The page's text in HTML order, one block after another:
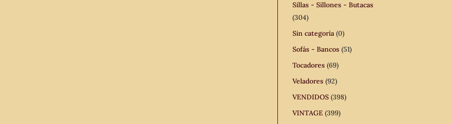
Sillas - Sillones - Butacas
(304)
Sin categoría (0)
Sofás - Bancos (51)
Tocadores (69)
Veladores (92)
VENDIDOS (398)
VINTAGE (399)